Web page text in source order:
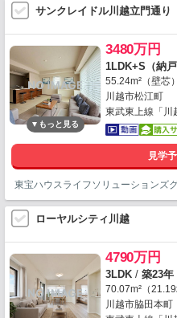
サンクレイドル川越立門通り
3480万円
1LDK+S（納戸
55.24m²（壁芯）
川越市松江町
東武東上線「川
見学
東宝ハウスライフソリューションズ
ローヤルシティ川越
4790万円
3LDK / 築23年
70.07m²（21.19
川越市脇田本町